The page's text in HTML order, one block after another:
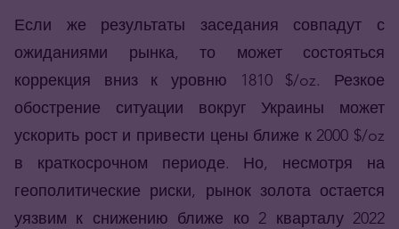
Если же результаты заседания совпадут с
ожиданиями рынка, то может состояться
коррекция вниз к уровню 1810 $/oz. Резкое
обострение ситуации вокруг Украины может
ускорить рост и привести цены ближе к 2000 $/oz
в краткосрочном периоде. Но, несмотря на
геополитические риски, рынок золота остается
уязвим к снижению ближе ко 2 кварталу 2022